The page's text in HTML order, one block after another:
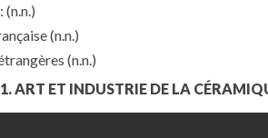
(n.n.)
(n.n.)
(n.n.)
ART ET INDUSTRIE DE LA